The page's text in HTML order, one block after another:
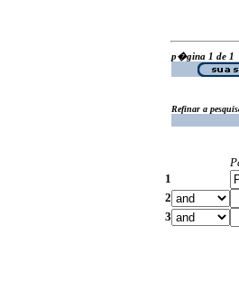
p�gina 1 de 1
Refinar a
1
2
3